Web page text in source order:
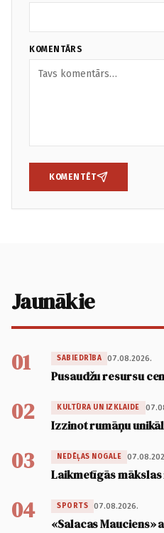
KOMENTĀRS
KOMENTĒT
Jaunākie
01 SABIEDRĪBA 07.08.2026.
Pusaudžu resursu
02 KULTŪRA UN IZKLAIDE
Izzinot rumāņu
03 NEDĒĻAS NOGALE
Laikmetīgās
04 SPORTS 07.08.2026.
«Salacas Mauciens»